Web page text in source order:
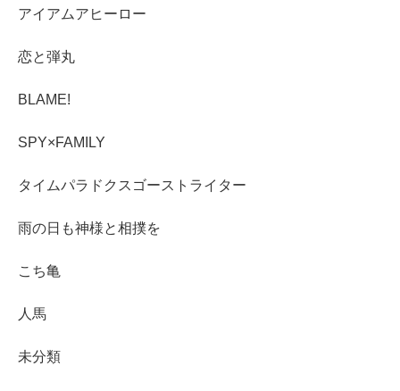
アイアムアヒーロー
恋と弾丸
BLAME!
SPY×FAMILY
タイムパラドクスゴーストライター
雨の日も神様と相撲を
こち亀
人馬
未分類